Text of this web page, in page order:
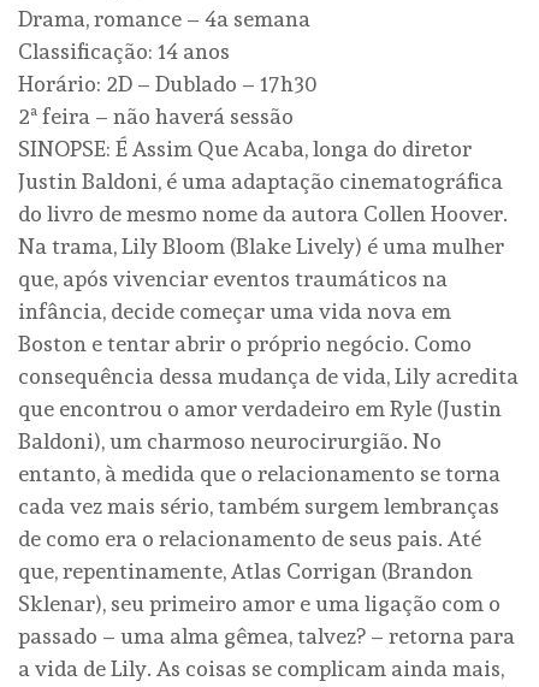
Drama, romance – 4a semana
Classificação: 14 anos
Horário: 2D – Dublado – 17h30
2ª feira – não haverá sessão
SINOPSE: É Assim Que Acaba, longa do diretor
Justin Baldoni, é uma adaptação cinematográfica
do livro de mesmo nome da autora Collen Hoover.
Na trama, Lily Bloom (Blake Lively) é uma mulher
que, após vivenciar eventos traumáticos na
infância, decide começar uma vida nova em
Boston e tentar abrir o próprio negócio. Como
consequência dessa mudança de vida, Lily acredita
que encontrou o amor verdadeiro em Ryle (Justin
Baldoni), um charmoso neurocirurgião. No
entanto, à medida que o relacionamento se torna
cada vez mais sério, também surgem lembranças
de como era o relacionamento de seus pais. Até
que, repentinamente, Atlas Corrigan (Brandon
Sklenar), seu primeiro amor e uma ligação com o
passado – uma alma gêmea, talvez? – retorna para
a vida de Lily. As coisas se complicam ainda mais,